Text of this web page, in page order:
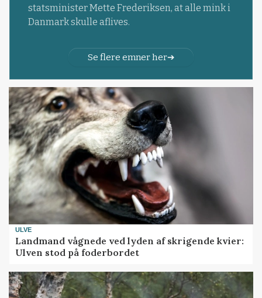
statsminister Mette Frederiksen, at alle mink i
Danmark skulle aflives.
Se flere emner her
ULVE
Landmand vågnede ved lyden af skrigende kvier:
Ulven stod på foderbordet